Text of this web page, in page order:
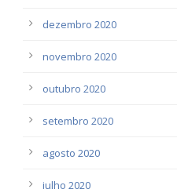
dezembro 2020
novembro 2020
outubro 2020
setembro 2020
agosto 2020
julho 2020